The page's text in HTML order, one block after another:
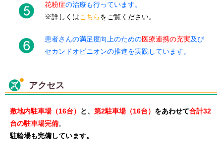
花粉症の治療も行っています。
※詳しくはこちらをご覧ください。
患者さんの満足度向上のための医療連携の充実及び
セカンドオピニオンの推進を実践しています。
アクセス
敷地内駐車場（16台） と、 第2駐車場（16台） をあわせて合計32
台の駐車場完備。
駐輪場も完備しています。